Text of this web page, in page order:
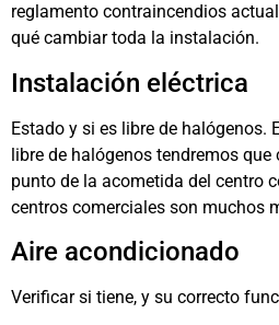
reglamento contraincendios
qué cambiar toda la instalación.
Instalación eléctrica
Estado y si es libre de halógenos.
libre de halógenos tendremos
punto de la acometida del centro
centros comerciales son muchos
Aire acondicionado
Verificar si tiene, y su correcto